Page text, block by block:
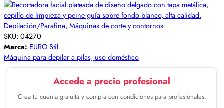
Depilación/Parafina, Máquinas de corte y contornos
SKU: 04270
Marca: EURO Stil
Máquina para depilar a pilas, uso doméstico
Accede a precio profesional
Crea tu cuenta gratuita y compra con condiciones para profesionales.